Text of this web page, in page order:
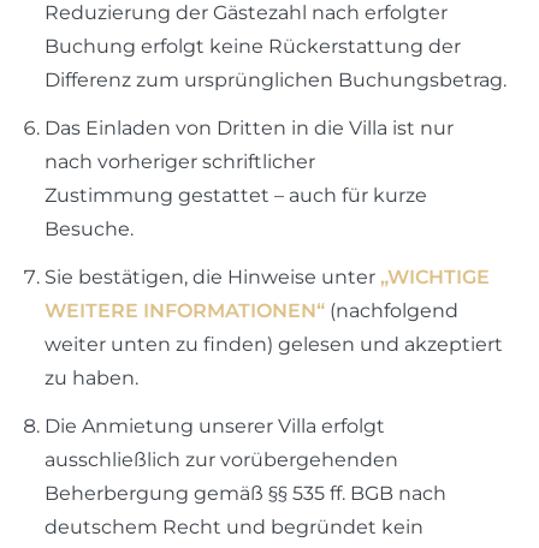
Reduzierung der Gästezahl nach erfolgter
Buchung erfolgt keine Rückerstattung der
Differenz zum ursprünglichen Buchungsbetrag.
Das Einladen von Dritten in die Villa ist nur
nach vorheriger schriftlicher
Zustimmung gestattet – auch für kurze
Besuche.
Sie bestätigen, die Hinweise unter „WICHTIGE
WEITERE INFORMATIONEN“ (nachfolgend
weiter unten zu finden) gelesen und akzeptiert
zu haben.
Die Anmietung unserer Villa erfolgt
ausschließlich zur vorübergehenden
Beherbergung gemäß §§ 535 ff. BGB nach
deutschem Recht und begründet kein